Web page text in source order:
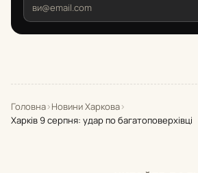
Головна›Новини Харкова›
Харків 9 серпня: удар по багатоповерхівці